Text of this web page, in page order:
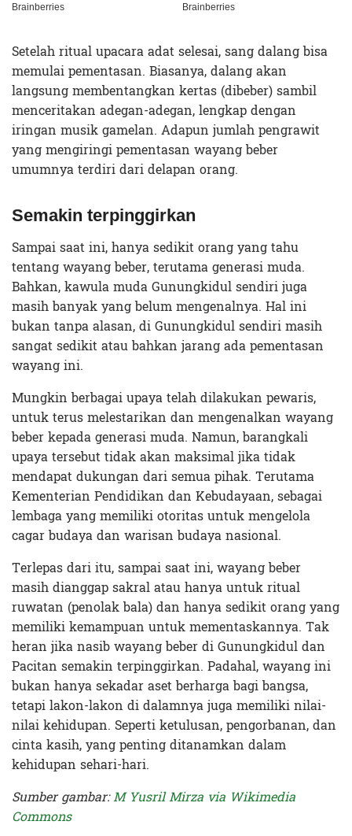
Setelah ritual upacara adat selesai, sang dalang bisa
memulai pementasan. Biasanya, dalang akan
langsung membentangkan kertas (dibeber) sambil
menceritakan adegan-adegan, lengkap dengan
iringan musik gamelan. Adapun jumlah pengrawit
yang mengiringi pementasan wayang beber
umumnya terdiri dari delapan orang.
Semakin terpinggirkan
Sampai saat ini, hanya sedikit orang yang tahu
tentang wayang beber, terutama generasi muda.
Bahkan, kawula muda Gunungkidul sendiri juga
masih banyak yang belum mengenalnya. Hal ini
bukan tanpa alasan, di Gunungkidul sendiri masih
sangat sedikit atau bahkan jarang ada pementasan
wayang ini.
Mungkin berbagai upaya telah dilakukan pewaris,
untuk terus melestarikan dan mengenalkan wayang
beber kepada generasi muda. Namun, barangkali
upaya tersebut tidak akan maksimal jika tidak
mendapat dukungan dari semua pihak. Terutama
Kementerian Pendidikan dan Kebudayaan, sebagai
lembaga yang memiliki otoritas untuk mengelola
cagar budaya dan warisan budaya nasional.
Terlepas dari itu, sampai saat ini, wayang beber
masih dianggap sakral atau hanya untuk ritual
ruwatan (penolak bala) dan hanya sedikit orang yang
memiliki kemampuan untuk mementaskannya. Tak
heran jika nasib wayang beber di Gunungkidul dan
Pacitan semakin terpinggirkan. Padahal, wayang ini
bukan hanya sekadar aset berharga bagi bangsa,
tetapi lakon-lakon di dalamnya juga memiliki nilai-
nilai kehidupan. Seperti ketulusan, pengorbanan, dan
cinta kasih, yang penting ditanamkan dalam
kehidupan sehari-hari.
Sumber gambar:M Yusril Mirza via Wikimedia
Commons